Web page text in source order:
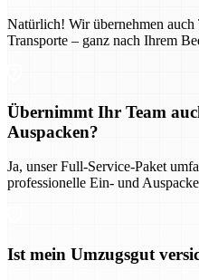
Natürlich! Wir übernehmen auch
Transporte – ganz nach Ihrem
Übernimmt Ihr Team
Auspacken?
Ja, unser Full-Service-Paket
professionelle Ein- und
Ist mein Umzugsgut